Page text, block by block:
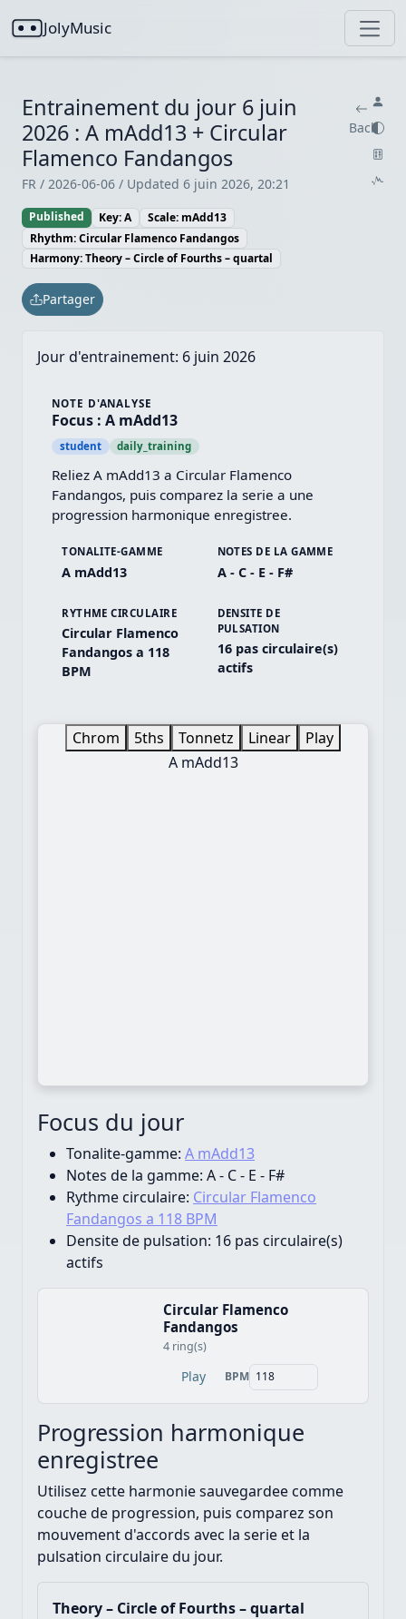
JolyMusic
Entrainement du jour 6 juin
2026 : A mAdd13 + Circular
Flamenco Fandangos
FR / 2026-06-06 / Updated 6 juin 2026, 20:21
Back
Published Key: A
Scale: mAdd13
Rhythm: Circular Flamenco Fandangos
Harmony: Theory – Circle of Fourths – quartal
Partager
Jour d'entrainement: 6 juin 2026
NOTE D'ANALYSE
Focus : A mAdd13
student daily_training
Reliez A mAdd13 a Circular Flamenco
Fandangos, puis comparez la serie a une
progression harmonique enregistree.
TONALITE-GAMME
A mAdd13
NOTES DE LA GAMME
A - C - E - F#
RYTHME CIRCULAIRE
Circular Flamenco
Fandangos a 118
BPM
DENSITE DE
PULSATION
16 pas circulaire(s)
actifs
Chrom 5ths Tonnetz Linear
Play
A mAdd13
Focus du jour
Tonalite-gamme: A mAdd13
Notes de la gamme: A - C - E - F#
Rythme circulaire: Circular Flamenco
Fandangos a 118 BPM
Densite de pulsation: 16 pas circulaire(s)
actifs
Circular Flamenco
Fandangos
4 ring(s)
Play BPM
Progression harmonique
enregistree
Utilisez cette harmonie sauvegardee comme
couche de progression, puis comparez son
mouvement d'accords avec la serie et la
pulsation circulaire du jour.
Theory – Circle of Fourths – quartal